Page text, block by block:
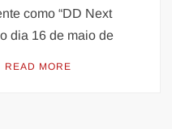
como “DD Next
dia 16 de maio de
READ MORE